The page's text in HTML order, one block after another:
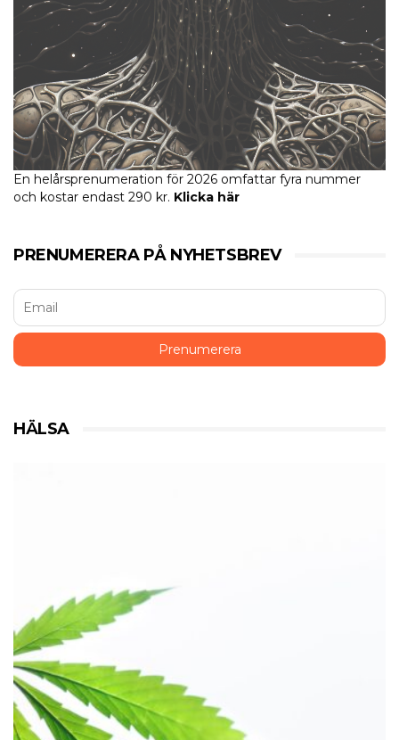
En helårsprenumeration för 2026 omfattar fyra nummer
och kostar endast 290 kr. Klicka här
PRENUMERERA PÅ NYHETSBREV
HÄLSA